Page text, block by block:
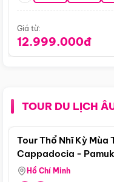
Giá từ:
12.999.000đ
TOUR DU LỊCH
Tour Thổ Nhĩ Kỳ
Cappadocia -
Hồ Chí Minh